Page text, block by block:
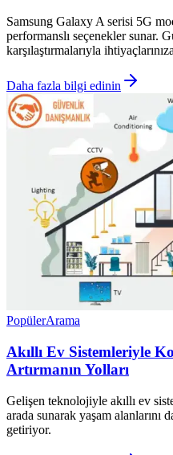
Samsung Galaxy A serisi 5G
performanslı seçenekler sunar.
karşılaştırmalarıyla
Daha fazla bilgi edinin
PopülerArama
Akıllı Ev Sistemleriyle
Artırmanın Yolları
Gelişen teknolojiyle akıllı ev
arada sunarak yaşam alanlarını
getiriyor.